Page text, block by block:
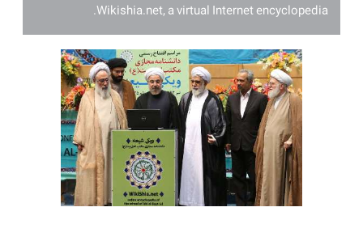
Wikishia.net, a virtual Internet encyclopedia.